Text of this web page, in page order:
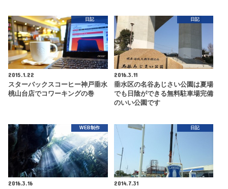
日記
2015.1.22
スターバックスコーヒー神戸垂水
桃山台店でコワーキングの巻
日記
2016.3.11
垂水区の名谷あじさい公園は夏場
でも日陰ができる無料駐車場完備
のいい公園です
WEB制作
2016.3.16
日記
2014.7.31